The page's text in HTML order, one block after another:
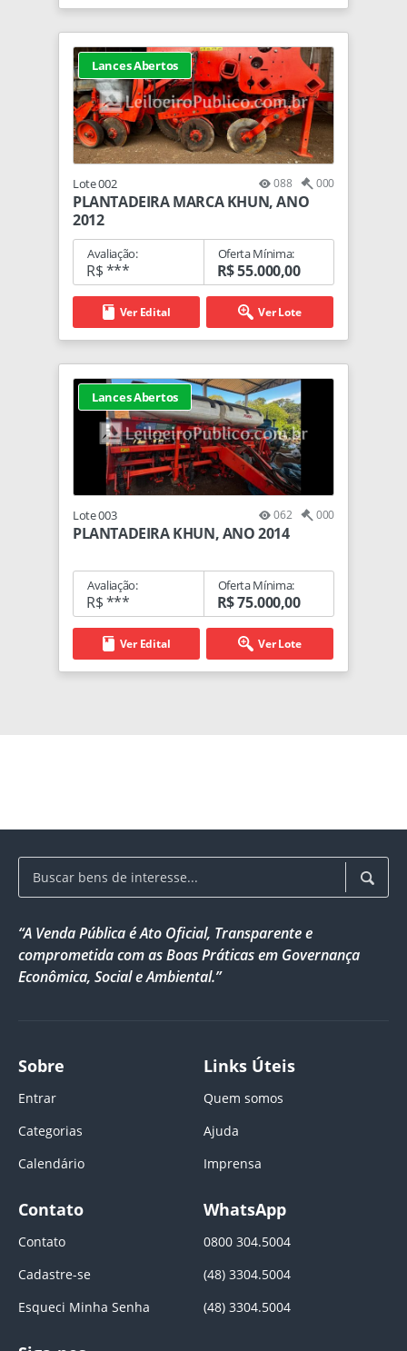
Lances Abertos
Lote 002 088 000
PLANTADEIRA MARCA KHUN, ANO
2012
Avaliação:
R$ ***
Oferta Mínima:
R$ 55.000,00
Ver Edital Ver Lote
Lances Abertos
Lote 003 062 000
PLANTADEIRA KHUN, ANO 2014
Avaliação:
R$ ***
Oferta Mínima:
R$ 75.000,00
Ver Edital Ver Lote
“A Venda Pública é Ato Oficial, Transparente e
comprometida com as Boas Práticas em Governança
Econômica, Social e Ambiental.”
Sobre
Entrar
Categorias
Calendário
Links Úteis
Quem somos
Ajuda
Imprensa
Contato
Contato
Cadastre-se
Esqueci Minha Senha
WhatsApp
0800 304.5004
(48) 3304.5004
(48) 3304.5004